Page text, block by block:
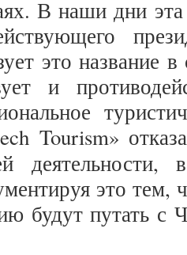
В наши дни
это название
и
Tourism»
деятельности,
это тем,
будут путать с